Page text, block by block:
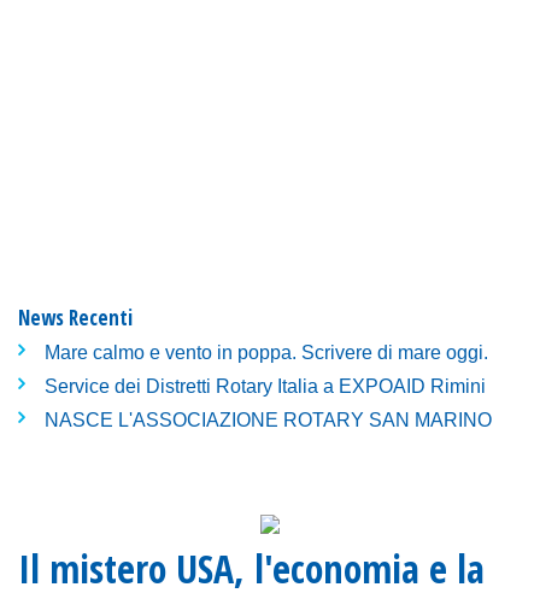
News Recenti
Mare calmo e vento in poppa. Scrivere di mare oggi.
Service dei Distretti Rotary Italia a EXPOAID Rimini
NASCE L'ASSOCIAZIONE ROTARY SAN MARINO
Il mistero USA, l'economia e la